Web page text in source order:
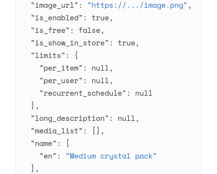
  "image_url"
: "https://.../image.png" ,
  "is_enabled"
: true,
  "is_free"
: false,
  "is_show_in_store"
: true,
  "limits"
: {
    "per_item"
: null,
    "per_user"
: null,
    "recurrent_schedule"
: null
  },
  "long_description"
: null,
  "media_list"
: [],
  "name"
: {
    "en"
: "Medium crystal pack"
  },